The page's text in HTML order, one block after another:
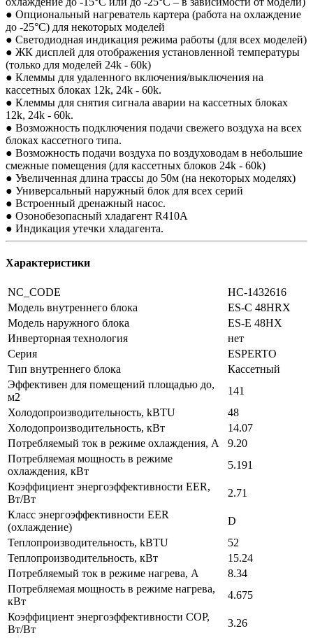
● Опциональный нагреватель картера (работа на охлаждение
до -25°С) для некоторых моделей
● Светодиодная индикация режима работы (для всех моделей)
● ЖК дисплей для отображения установленной температуры
(только для моделей 24k - 60k)
● Клеммы для удаленного включения/выключения на
кассетных блоках 12k, 24k - 60k.
● Клеммы для снятия сигнала аварии на кассетных блоках
12k, 24k - 60k.
● Возможность подключения подачи свежего воздуха на всех
блоках кассетного типа.
● Возможность подачи воздуха по воздуховодам в небольшие
смежные помещения (для кассетных блоков 24k - 60k)
● Увеличенная длина трассы до 50м (на некоторых моделях)
● Универсальный наружный блок для всех серий
● Встроенный дренажный насос.
● Озонобезопасный хладагент R410A
● Индикация утечки хладагента.
Характеристики
NC_CODE
НС-1432616
Модель внутреннего блока
ES-C 48HRX
Модель наружного блока
ES-E 48HX
Инверторная технология
нет
Серия
ESPERTO
Тип внутреннего блока
Кассетный
Эффективен для помещений площадью до,
м2
141
Холодопроизводительность, kBTU
48
Холодопроизводительность, кВт
14.07
Потребляемый ток в режиме охлаждения, A
9.20
Потребляемая мощность в режиме
охлаждения, кВт
5.191
Коэффициент энергоэффективности EER,
Вт/Вт
2.71
Класс энергоэффективности EER
(охлаждение)
D
Теплопроизводительность, kBTU
52
Теплопроизводительность, кВт
15.24
Потребляемый ток в режиме нагрева, A
8.34
Потребляемая мощность в режиме нагрева,
кВт
4.675
Коэффициент энергоэффективности COP,
Вт/Вт
3.26